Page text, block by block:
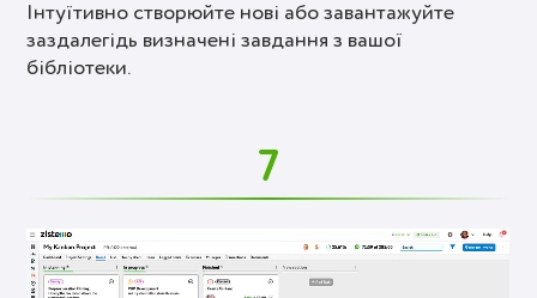
Інтуїтивно створюйте нові або завантажуйте
заздалегідь визначені завдання з вашої
бібліотеки.
7